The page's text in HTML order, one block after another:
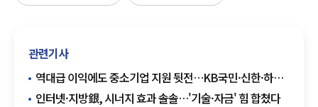
관련기사
역대급 이익에도 중소기업 지원 뒷전…KB국민·신한·하나
·우리銀 '돈벌이만 집중'
인터넷·지방銀, 시너지 효과 솔솔…'기술·자금' 힘 합쳤다